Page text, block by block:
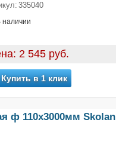
335040
наличии
2 545 руб.
Купить в 1 клик
ф 110х3000мм Skolan